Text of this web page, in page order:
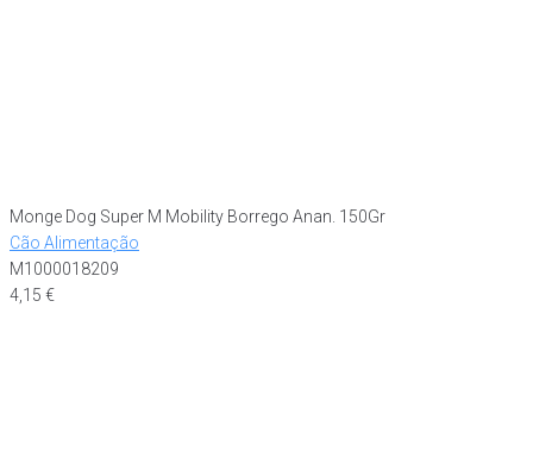
Monge Dog Super M Mobility Borrego Anan. 150Gr
Cão Alimentação
M1000018209
4,15 €